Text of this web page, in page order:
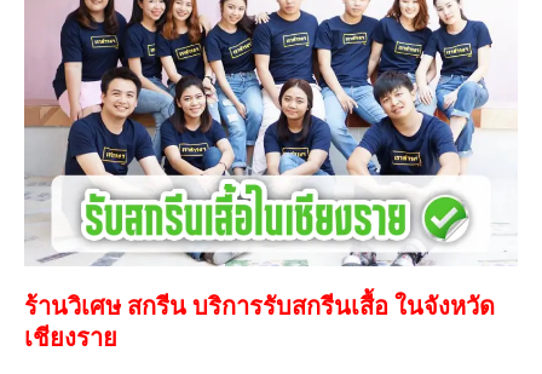
ร้านวิเศษ สกรีน บริการรับสกรีนเสื้อ ในจังหวัด
เชียงราย